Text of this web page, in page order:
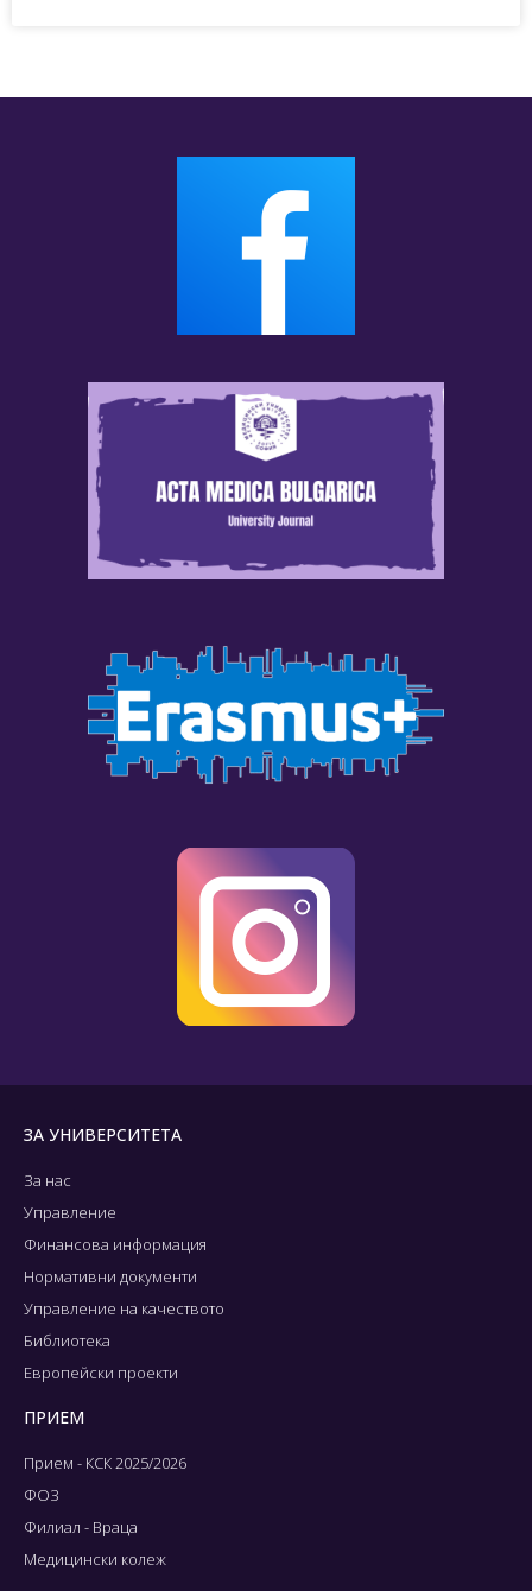
ЗА УНИВЕРСИТЕТА
За нас
Управление
Финансова информация
Нормативни документи
Управление на качеството
Библиотека
Европейски проекти
ПРИЕМ
Прием - КСК 2025/2026
ФОЗ
Филиал - Враца
Медицински колеж